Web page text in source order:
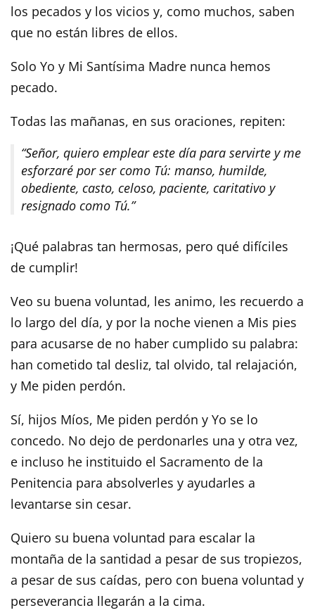
los pecados y los vicios y, como muchos, saben
que no están libres de ellos.
Solo Yo y Mi Santísima Madre nunca hemos
pecado.
Todas las mañanas, en sus oraciones, repiten:
“Señor, quiero emplear este día para servirte y me
esforzaré por ser como Tú: manso, humilde,
obediente, casto, celoso, paciente, caritativo y
resignado como Tú.”
¡Qué palabras tan hermosas, pero qué difíciles
de cumplir!
Veo su buena voluntad, les animo, les recuerdo a
lo largo del día, y por la noche vienen a Mis pies
para acusarse de no haber cumplido su palabra:
han cometido tal desliz, tal olvido, tal relajación,
y Me piden perdón.
Sí, hijos Míos, Me piden perdón y Yo se lo
concedo. No dejo de perdonarles una y otra vez,
e incluso he instituido el Sacramento de la
Penitencia para absolverles y ayudarles a
levantarse sin cesar.
Quiero su buena voluntad para escalar la
montaña de la santidad a pesar de sus tropiezos,
a pesar de sus caídas, pero con buena voluntad y
perseverancia llegarán a la cima.